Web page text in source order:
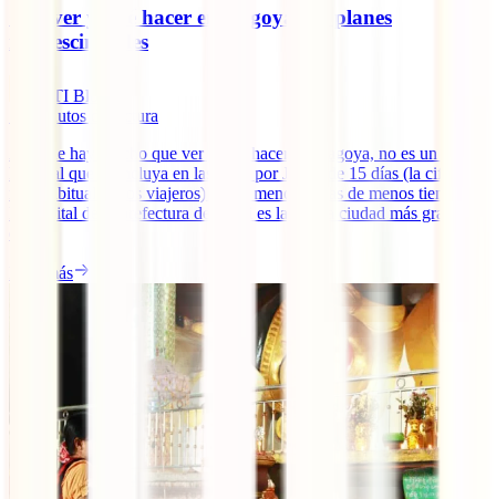
Qué ver y qué hacer en Nagoya: 10 planes
imprescindibles
IATI Blog
minutos de lectura
Aunque hay mucho que ver y que hacer en Nagoya, no es un lugar
habitual que se incluya en las rutas por Japón de 15 días (la cifra
más habitual de los viajeros) y aún menos en las de menos tiempo.
La capital de la prefectura de Aichi es la cuarta ciudad más grande
Leer más